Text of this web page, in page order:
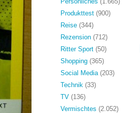
Produkttest(900)
Reise(344)
Rezension(712)
Ritter Sport(50)
Shopping(365)
Social Media(203)
Technik (33)
TV(136)
Vermischtes (2.052)